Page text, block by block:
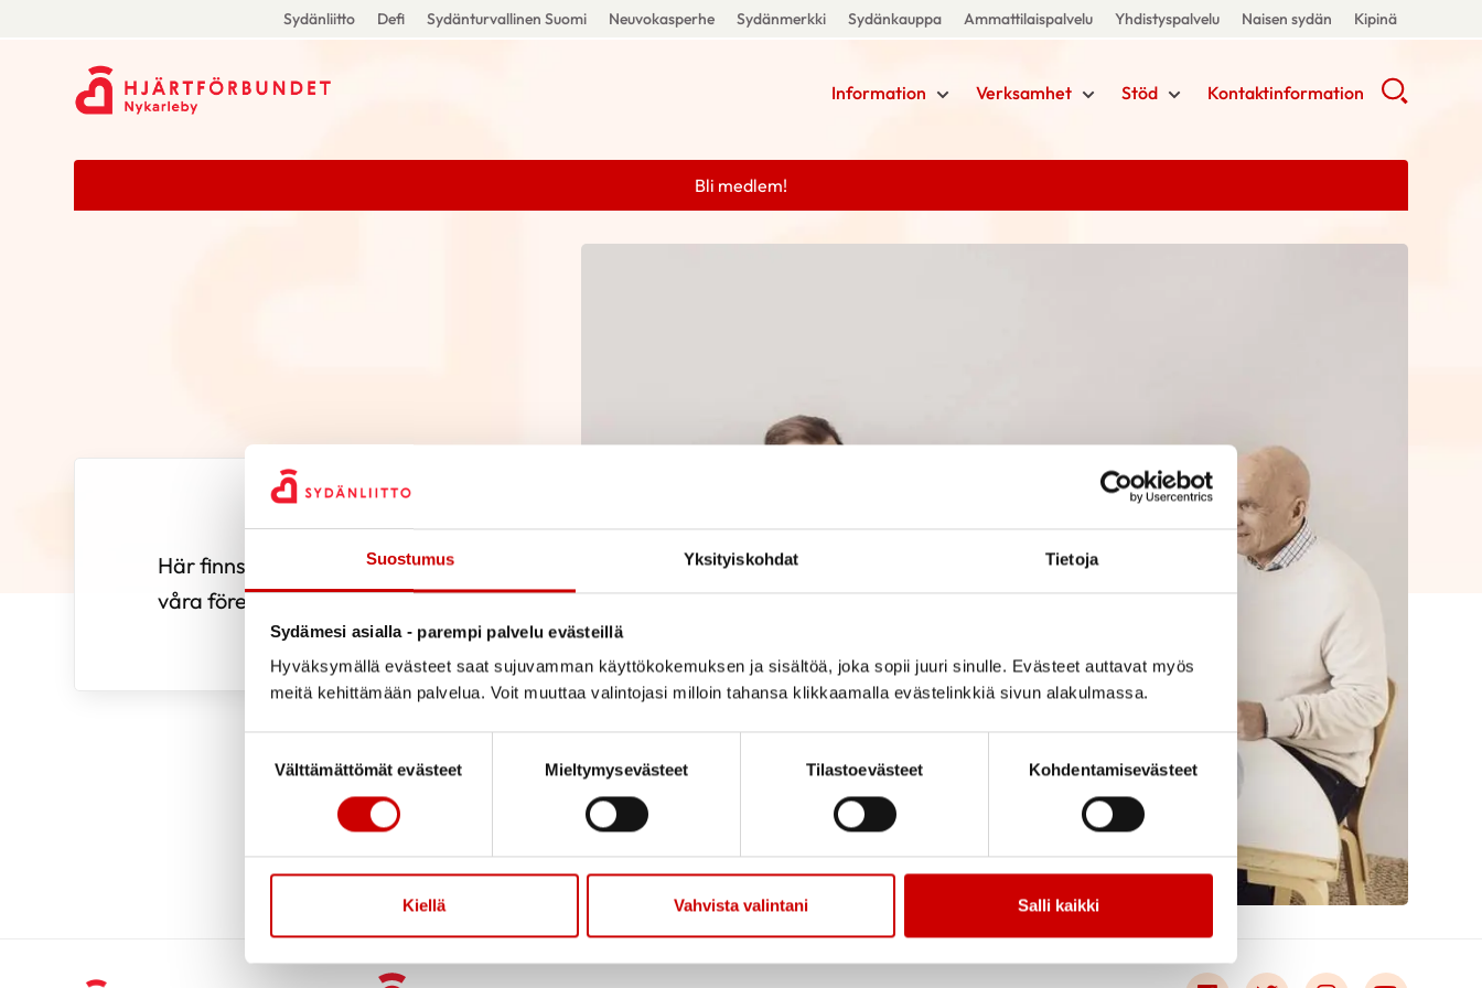
Suostumus Yksityiskohdat Tietoja
Sydämesi asialla - parempi palvelu evästeillä
Hyväksymällä evästeet saat sujuvamman käyttökokemuksen ja sisältöä, joka sopii juuri sinulle. Evästeet auttavat myös
meitä kehittämään palvelua. Voit muuttaa valintojasi milloin tahansa klikkaamalla evästelinkkiä sivun alakulmassa.
Välttämättömät evästeet
Mieltymysevästeet Tilastoevästeet Kohdentamisevästeet
Kiellä Vahvista valintani Salli kaikki
Sydänliitto Defi Sydänturvallinen Suomi Neuvokasperhe Sydänmerkki Sydänkauppa Ammattilaispalvelu Yhdistyspalvelu Naisen sydän Kipinä
Information Verksamhet Stöd Kontaktinformation
Bli medlem!
Här finns som påminnelse årets viktigaste datum för alla
våra föreningsaktiva